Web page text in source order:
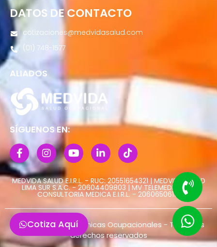
DATOS DE CONTACTO
cotizaciones@medvidasalud.com
(01) 748-1577
ALIADOS
SÍGUENOS EN:
MEDVIDA SALUD E.I.R.L. - RUC: 20551654321 | MEDVIDA SALUD
LIMA SUR S.A.C. - 20604409803 | MV TELEMEDICINA Y
CONSULTORIA MEDICA E.I.R.L. - 20606506113
@ Copyright 2022 Clinicas Ocupacionales - Todos los
derechos reservados
Cotiza Aquí